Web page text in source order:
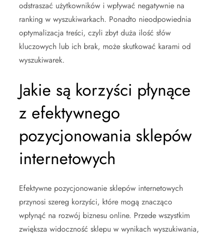
odstraszać użytkowników i wpływać negatywnie na
ranking w wyszukiwarkach. Ponadto nieodpowiednia
optymalizacja treści, czyli zbyt duża ilość słów
kluczowych lub ich brak, może skutkować karami od
wyszukiwarek.
Jakie są korzyści płynące
z efektywnego
pozycjonowania sklepów
internetowych
Efektywne pozycjonowanie sklepów internetowych
przynosi szereg korzyści, które mogą znacząco
wpłynąć na rozwój biznesu online. Przede wszystkim
zwiększa widoczność sklepu w wynikach wyszukiwania,